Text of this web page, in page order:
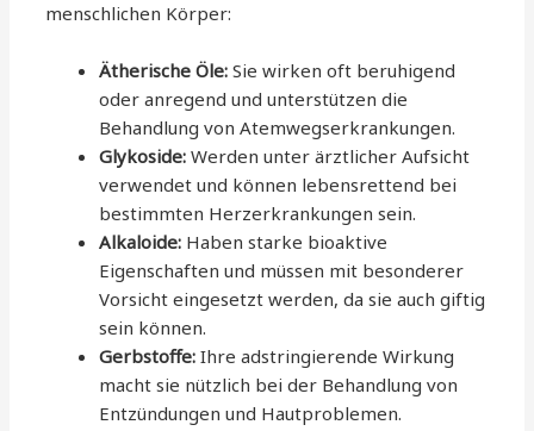
menschlichen Körper:
Ätherische Öle: Sie wirken oft beruhigend
oder anregend und unterstützen die
Behandlung von Atemwegserkrankungen.
Glykoside: Werden unter ärztlicher Aufsicht
verwendet und können lebensrettend bei
bestimmten Herzerkrankungen sein.
Alkaloide: Haben starke bioaktive
Eigenschaften und müssen mit besonderer
Vorsicht eingesetzt werden, da sie auch giftig
sein können.
Gerbstoffe: Ihre adstringierende Wirkung
macht sie nützlich bei der Behandlung von
Entzündungen und Hautproblemen.